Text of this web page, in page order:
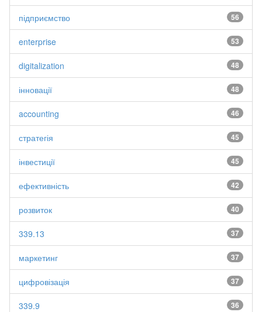
56
підприємство
53
enterprise
48
digitalization
48
інновації
46
accounting
45
стратегія
45
інвестиції
42
ефективність
40
розвиток
37
339.13
37
маркетинг
37
цифровізація
36
339.9